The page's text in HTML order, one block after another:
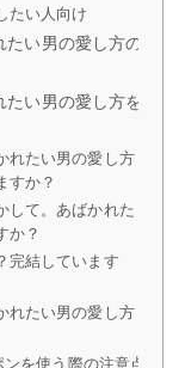
たい人向け
い男の愛し方の
い男の愛し方を
れたい男の愛し方
すか？
して。あばかれた
か？
完結しています
れたい男の愛し方
を使う際の注意点